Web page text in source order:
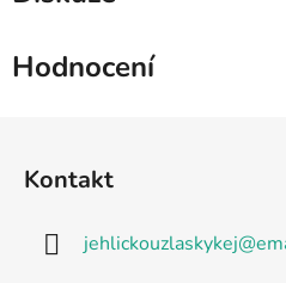
Hodnocení
Kontakt
jehlickouzlaskykej@